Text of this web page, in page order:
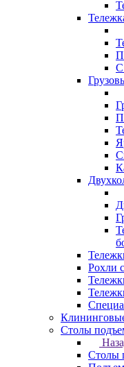
С
Рохли
Столы
Столы